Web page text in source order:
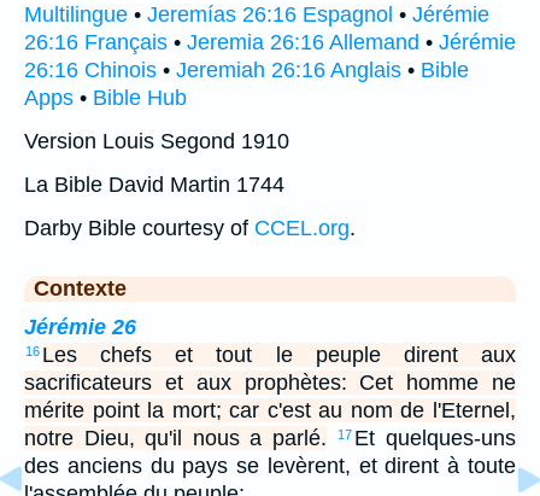
Multilingue • Jeremías 26:16 Espagnol • Jérémie
26:16 Français • Jeremia 26:16 Allemand • Jérémie
26:16 Chinois • Jeremiah 26:16 Anglais • Bible
Apps • Bible Hub
Version Louis Segond 1910
La Bible David Martin 1744
Darby Bible courtesy of CCEL.org.
Contexte
Jérémie 26
16 Les chefs et tout le peuple dirent aux
sacrificateurs et aux prophètes: Cet homme ne
mérite point la mort; car c'est au nom de l'Eternel,
notre Dieu, qu'il nous a parlé.
17 Et quelques-uns
des anciens du pays se levèrent, et dirent à toute